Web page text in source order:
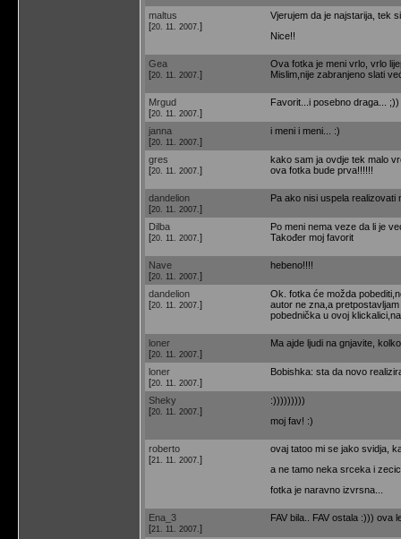
maltus
[20. 11. 2007. ]
Vjerujem da je najstarija, tek
Nice!!
Gea
[20. 11. 2007. ]
Ova fotka je meni vrlo, vrlo
Mislim,nije zabranjeno slati
Mrgud
[20. 11. 2007. ]
Favorit...i posebno draga... ;))
janna
[20. 11. 2007. ]
i meni i meni... :)
gres
[20. 11. 2007. ]
kako sam ja ovdje tek malo
ova fotka bude prva!!!!!!
dandelion
[20. 11. 2007. ]
Pa ako nisi uspela realizovati
Dilba
[20. 11. 2007. ]
Po meni nema veze da li je
Također moj favorit
Nave
[20. 11. 2007. ]
hebeno!!!!
dandelion
[20. 11. 2007. ]
Ok. fotka će možda
autor ne zna,a
pobednička u ovoj
loner
[20. 11. 2007. ]
Ma ajde ljudi na gnjavite,
loner
[20. 11. 2007. ]
Bobishka: sta da novo
Sheky
[20. 11. 2007. ]
:)))))))))
moj fav! :)
roberto
[21. 11. 2007. ]
ovaj tatoo mi se jako svidja,
a ne tamo neka srceka i
fotka je naravno izvrsna...
Ena_3
[21. 11. 2007. ]
FAV bila.. FAV ostala :))) ova